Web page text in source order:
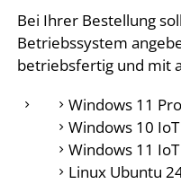
Bei Ihrer Bestellung
Betriebssystem
betriebsfertig und mit
Windows 11
Windows 10
Windows 11
Linux Ubuntu